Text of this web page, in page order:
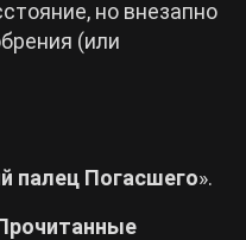
но внезапно
(или
палец Погасшего».